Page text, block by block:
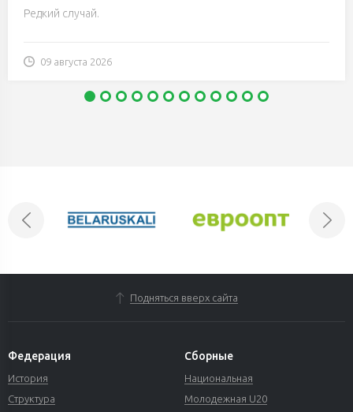
вбрасывания
Редкий случай.
09 августа 2026
Подняться вверх сайта
Федерация
История
Структура
Сборные
Национальная
Молодежная U20